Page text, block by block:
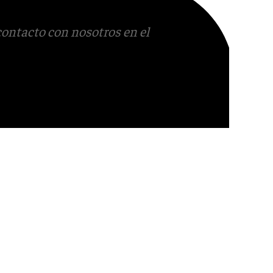
con nosotros en el